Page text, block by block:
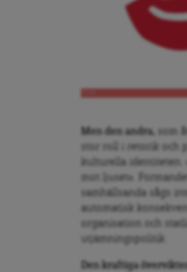
Men den andra,
som
stor roll i retorik och
kulturella identiteten.
mot ljuset«.
samhällsanda sågs
automatisk
organisation och
utjämningspolitik.
Den kraftiga